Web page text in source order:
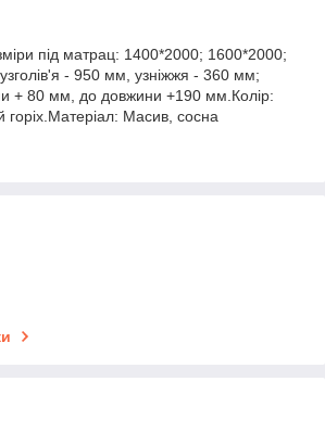
під матрац: 1400*2000; 1600*2000;
- 950 мм, узніжжя - 360 мм;
+ 80 мм, до довжини +190 мм.Колір:
горіх.Матеріал: Масив, сосна